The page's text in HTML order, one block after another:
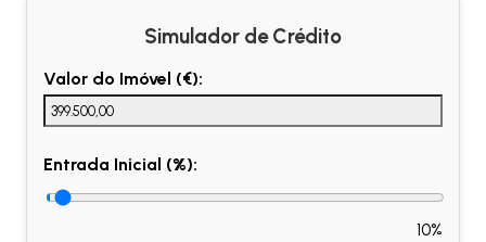
Simulador de Crédito
Valor do Imóvel (€):
Entrada Inicial (%):
10%